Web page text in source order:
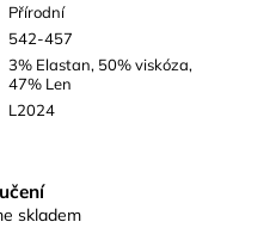
Přírodní
542-457
3% Elastan, 50% viskóza,
47% Len
L2024
skladem